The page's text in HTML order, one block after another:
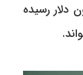
تخمین زده است و تا امروز ارزش آن به ٢۵۰ میلیون دلار رسیده